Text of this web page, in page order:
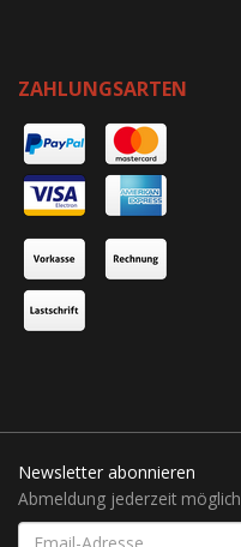
ZAHLUNGSARTEN
Newsletter abonnieren
Abmeldung jederzeit möglich
EMAIL-